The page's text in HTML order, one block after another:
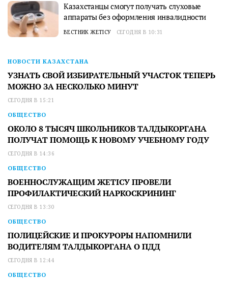
Казахстанцы смогут получать слуховые
аппараты без оформления инвалидности
ВЕСТНИК ЖЕТІСУ СЕГОДНЯ В 10:31
НОВОСТИ КАЗАХСТАНА
УЗНАТЬ СВОЙ ИЗБИРАТЕЛЬНЫЙ УЧАСТОК ТЕПЕРЬ
МОЖНО ЗА НЕСКОЛЬКО МИНУТ
СЕГОДНЯ В 15:21
ОБЩЕСТВО
ОКОЛО 8 ТЫСЯЧ ШКОЛЬНИКОВ ТАЛДЫКОРГАНА
ПОЛУЧАТ ПОМОЩЬ К НОВОМУ УЧЕБНОМУ ГОДУ
СЕГОДНЯ В 14:36
ОБЩЕСТВО
ВОЕННОСЛУЖАЩИМ ЖЕТІСУ ПРОВЕЛИ
ПРОФИЛАКТИЧЕСКИЙ НАРКОСКРИНИНГ
СЕГОДНЯ В 13:30
ОБЩЕСТВО
ПОЛИЦЕЙСКИЕ И ПРОКУРОРЫ НАПОМНИЛИ
ВОДИТЕЛЯМ ТАЛДЫКОРГАНА О ПДД
СЕГОДНЯ В 12:44
ОБЩЕСТВО